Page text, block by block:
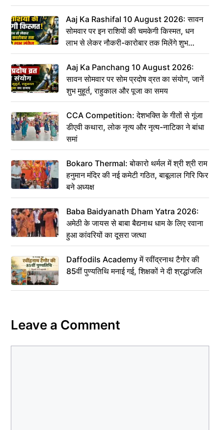
Aaj Ka Rashifal 10 August 2026: सावन
सोमवार पर इन राशियों की चमकेगी किस्मत, धन
लाभ से लेकर नौकरी-कारोबार तक मिलेंगे शुभ
संकेत
Aaj Ka Panchang 10 August 2026:
सावन सोमवार पर सोम प्रदोष व्रत का संयोग, जानें
शुभ मुहूर्त, राहुकाल और पूजा का समय
CCA Competition: देशभक्ति के गीतों से गूंजा
डीएवी कथारा, लोक नृत्य और नृत्य-नाटिका ने बांधा
समां
Bokaro Thermal: बोकारो थर्मल में श्री श्री राम
हनुमान मंदिर की नई कमेटी गठित, बाबूलाल गिरि फिर
बने अध्यक्ष
Baba Baidyanath Dham Yatra 2026:
अमेठी के जायस से बाबा बैद्यनाथ धाम के लिए रवाना
हुआ कांवरियों का दूसरा जत्था
Daffodils Academy में रवींद्रनाथ टैगोर की
85वीं पुण्यतिथि मनाई गई, शिक्षकों ने दी श्रद्धांजलि
Leave a Comment